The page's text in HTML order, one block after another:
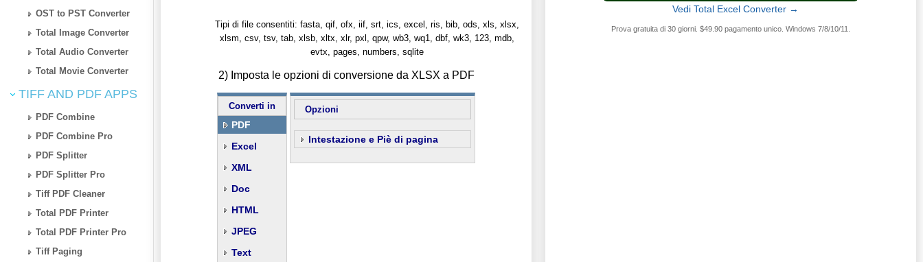
OST to PST Converter
Total Image Converter
Total Audio Converter
Total Movie Converter
TIFF AND PDF APPS
PDF Combine
PDF Combine Pro
PDF Splitter
PDF Splitter Pro
Tiff PDF Cleaner
Total PDF Printer
Total PDF Printer Pro
Tiff Paging
Tipi di file consentiti: fasta, qif, ofx, iif, srt, ics, excel, ris, bib, ods, xls, xlsx,
xlsm, csv, tsv, tab, xlsb, xltx, xlr, pxl, qpw, wb3, wq1, dbf, wk3, 123, mdb,
evtx, pages, numbers, sqlite
2) Imposta le opzioni di conversione da XLSX a PDF
Converti in
PDF
Excel
XML
Doc
HTML
JPEG
Text
Opzioni
Intestazione e Piè di pagina
Vedi Total Excel Converter →
Prova gratuita di 30 giorni. $49.90 pagamento unico. Windows 7/8/10/11.